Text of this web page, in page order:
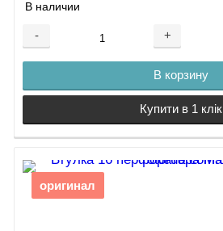
В наличии
- +
В корзину
Купити в 1 клік
оригинал